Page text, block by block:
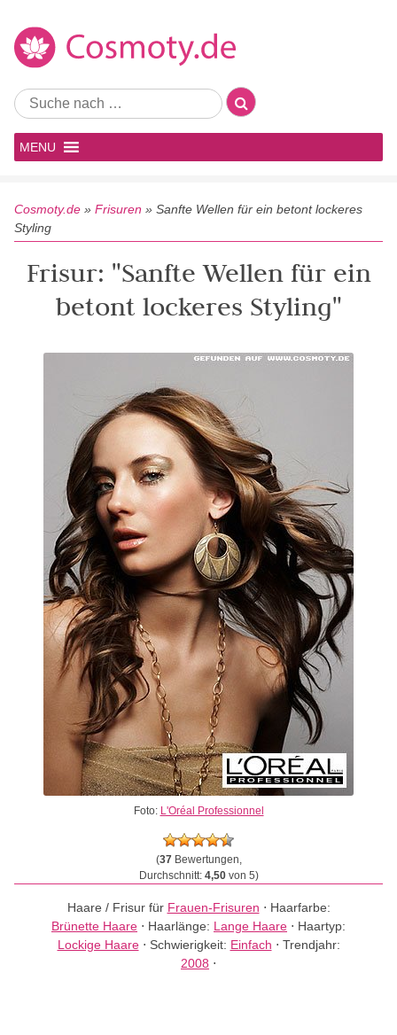
MENU
Cosmoty.de » Frisuren » Sanfte Wellen für ein betont lockeres
Styling
Frisur: "Sanfte Wellen für ein
betont lockeres Styling"
Foto: L'Oréal Professionnel
(37Bewertungen,
Durchschnitt: 4,50von 5)
Haare / Frisur für Frauen-Frisuren ⋅ Haarfarbe:
Brünette Haare ⋅ Haarlänge: Lange Haare ⋅ Haartyp:
Lockige Haare⋅ Schwierigkeit: Einfach ⋅ Trendjahr:
2008 ⋅